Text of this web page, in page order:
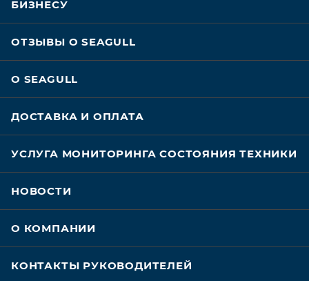
БИЗНЕСУ
ОТЗЫВЫ О SEAGULL
О SEAGULL
ДОСТАВКА И ОПЛАТА
УСЛУГА МОНИТОРИНГА СОСТОЯНИЯ ТЕХНИКИ
НОВОСТИ
О КОМПАНИИ
КОНТАКТЫ РУКОВОДИТЕЛЕЙ